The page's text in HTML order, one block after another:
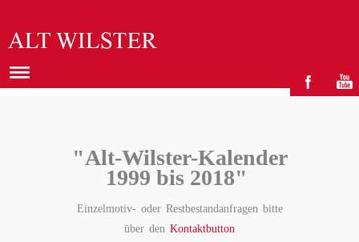
"Alt-Wilster-Kalender
1999 bis 2018"
Einzelmotiv- oder Restbestandanfragen bitte
über den Kontaktbutton